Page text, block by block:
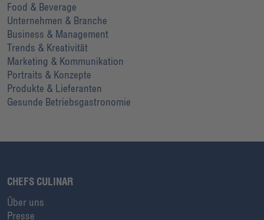
Food & Beverage
Unternehmen & Branche
Business & Management
Trends & Kreativität
Marketing & Kommunikation
Portraits & Konzepte
Produkte & Lieferanten
Gesunde Betriebsgastronomie
CHEFS CULINAR
Über uns
Presse